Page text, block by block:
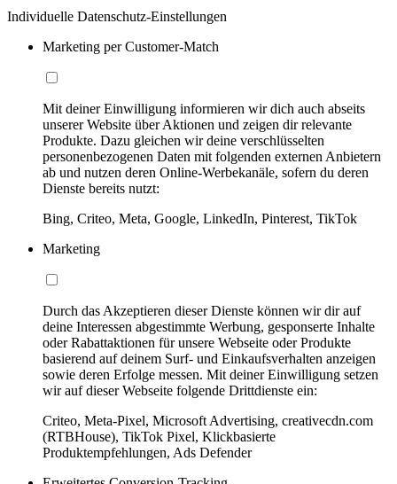
Individuelle Datenschutz-Einstellungen
Marketing per Customer-Match
Mit deiner Einwilligung informieren wir dich auch abseits
unserer Website über Aktionen und zeigen dir relevante
Produkte. Dazu gleichen wir deine verschlüsselten
personenbezogenen Daten mit folgenden externen Anbietern
ab und nutzen deren Online-Werbekanäle, sofern du deren
Dienste bereits nutzt:
Bing, Criteo, Meta, Google, LinkedIn, Pinterest, TikTok
Marketing
Durch das Akzeptieren dieser Dienste können wir dir auf
deine Interessen abgestimmte Werbung, gesponserte Inhalte
oder Rabattaktionen für unsere Webseite oder Produkte
basierend auf deinem Surf- und Einkaufsverhalten anzeigen
sowie deren Erfolge messen. Mit deiner Einwilligung setzen
wir auf dieser Webseite folgende Drittdienste ein:
Criteo, Meta-Pixel, Microsoft Advertising, creativecdn.com
(RTBHouse), TikTok Pixel, Klickbasierte
Produktempfehlungen, Ads Defender